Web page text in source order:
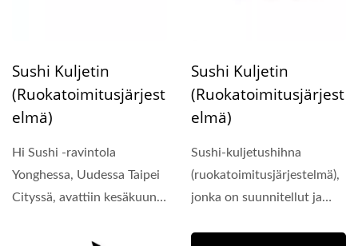
Sushi Kuljetin
(ruokatoimitusjärjest
Elmä)
Hi Sushi -ravintola
Yonghessa, Uudessa Taipei
Cityssä, avattiin kesäkuun
Sushi Kuljetin
(ruokatoimitusjärjest
Elmä)
Sushi-kuljetushihna
(ruokatoimitusjärjestelmä),
jonka on suunnitellut ja